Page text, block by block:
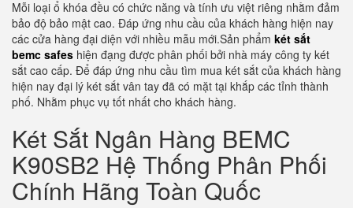
Mỗi loại ổ khóa đều có chức năng và tính ưu việt riêng nhằm đảm
bảo độ bảo mật cao. Đáp ứng nhu cầu của khách hàng hiện nay
các cửa hàng đại diện với nhiều mẫu mới.Sản phẩm két sắt
bemc safes hiện đạng được phân phối bởi nhà máy công ty két
sắt cao cấp. Để đáp ứng nhu cầu tìm mua két sắt của khách hàng
hiện nay đại lý két sắt vân tay đã có mặt tại khắp các tỉnh thành
phố. Nhằm phục vụ tốt nhất cho khách hàng.
Két Sắt Ngân Hàng BEMC
K90SB2 Hệ Thống Phân Phối
Chính Hãng Toàn Quốc